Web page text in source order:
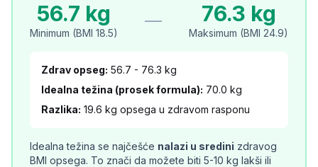
56.7 kg
Minimum (BMI 18.5)
— 76.3 kg
Maksimum (BMI 24.9)
Zdrav opseg: 56.7 - 76.3 kg
Idealna težina (prosek formula): 70.0 kg
Razlika: 19.6 kg opsega u zdravom rasponu
Idealna težina se najčešće nalazi u sredini zdravog
BMI opsega. To znači da možete biti 5-10 kg lakši ili